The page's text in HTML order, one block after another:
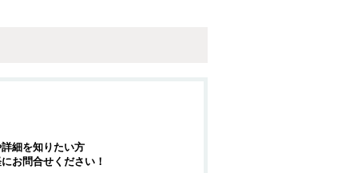
細を知りたい方
お問合せください！